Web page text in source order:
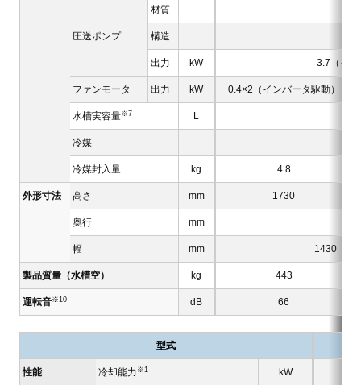
材質
圧送ポンプ 構造
出力 kW 3.7（イ
ファンモータ 出力 kW 0.4×2（インバータ駆動）
水槽実容量※7 L
冷媒
冷媒封入量 kg 4.8
外形寸法 高さ mm 1730
奥行 mm
幅 mm 1430
製品質量（水槽空） kg 443
運転音※10 dB 66
型式
性能 冷却能力 ※1 kW